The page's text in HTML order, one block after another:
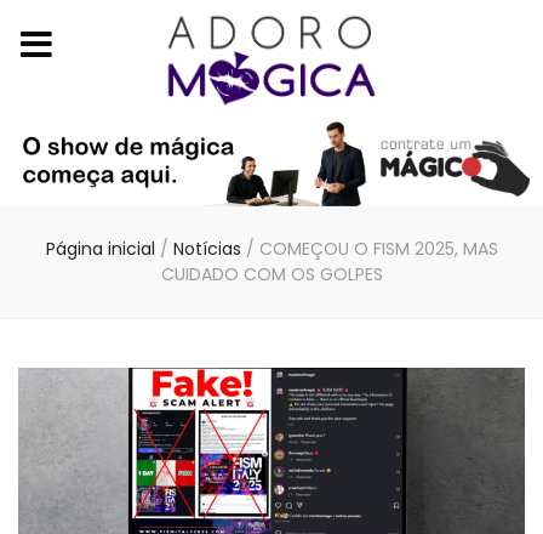
Página inicial / Notícias / COMEÇOU O FISM 2025, MAS
CUIDADO COM OS GOLPES